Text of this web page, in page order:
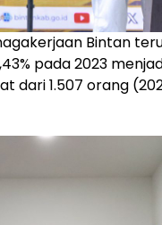
Bintan
pada 2023
dari 1.507 orang